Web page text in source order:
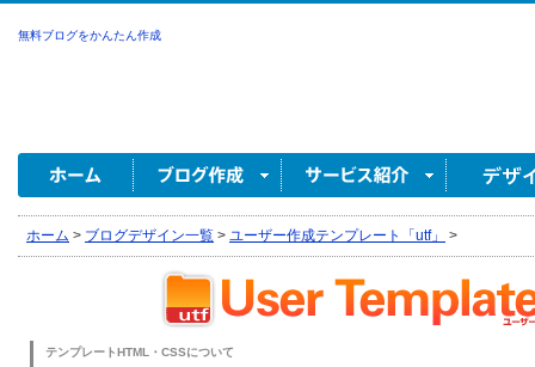
無料ブログをかんたん作成
ホーム > ブログデザイン一覧 > ユーザー作成テンプレート「utf」 >
テンプレートHTML・CSSについて